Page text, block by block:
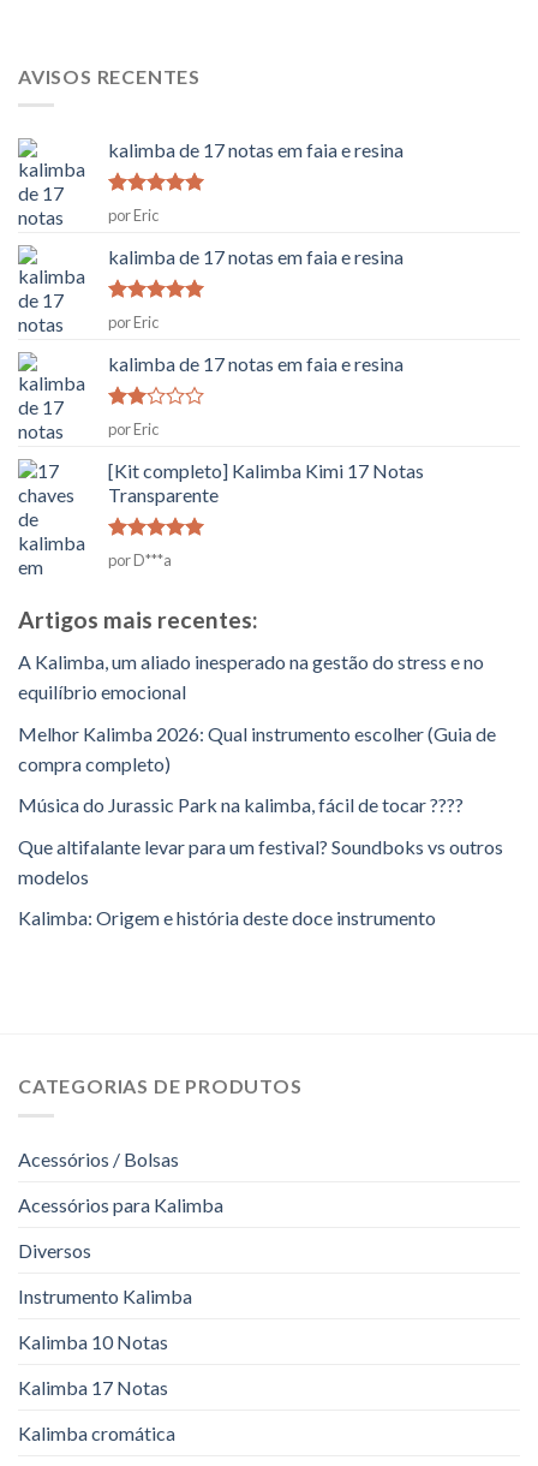
AVISOS RECENTES
kalimba de 17 notas em faia e resina
Classificado
como
5
por Eric
kalimba de 17 notas em faia e resina
Classificado
como
5
por Eric
kalimba de 17 notas em faia e resina
Classificado
como
2
em
5
por Eric
[Kit completo] Kalimba Kimi 17 Notas
Transparente
Classificado
como
por D***a
Artigos mais recentes:
A Kalimba, um aliado inesperado na gestão do stress e no
equilíbrio emocional
Melhor Kalimba 2026: Qual instrumento escolher (Guia de
compra completo)
Música do Jurassic Park na kalimba, fácil de tocar ????
Que altifalante levar para um festival? Soundboks vs outros
modelos
Kalimba: Origem e história deste doce instrumento
CATEGORIAS DE PRODUTOS
Acessórios / Bolsas
Acessórios para Kalimba
Diversos
Instrumento Kalimba
Kalimba 10 Notas
Kalimba 17 Notas
Kalimba cromática